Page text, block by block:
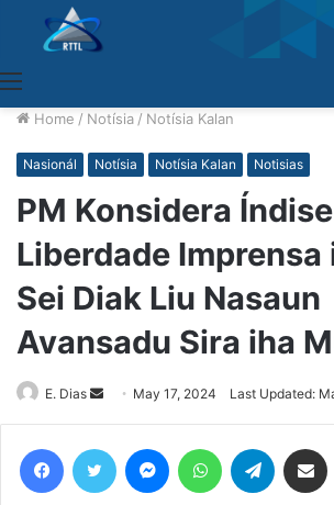
Home / Notísia / Notísia Kalan
Nasionál Notísia Notísia Kalan Notisias
PM Konsidera Índise
Liberdade Imprensa
Sei Diak Liu Nasaun
Avansadu Sira iha
E. Dias
Send
an
May 17, 2024 Last Updated: